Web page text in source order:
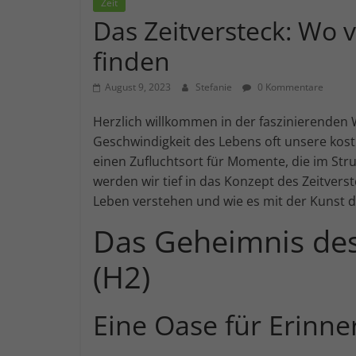
Einklang
von
und
Zeit
Das Zeitversteck: Wo
finden
August 9, 2023 Stefanie 0 Kommentare
Herzlich willkommen in der faszinierenden
Geschwindigkeit des Lebens oft unsere
einen Zufluchtsort für Momente, die im
werden wir tief in das Konzept des
Leben verstehen und wie es mit der Kunst
Das Geheimnis
(H2)
Eine Oase für